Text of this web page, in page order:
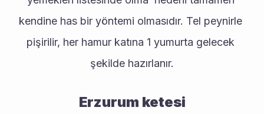
kendine has bir yöntemi olmasıdır. Tel peynirle
pişirilir, her hamur katına 1 yumurta gelecek
şekilde hazırlanır.
Erzurum ketesi